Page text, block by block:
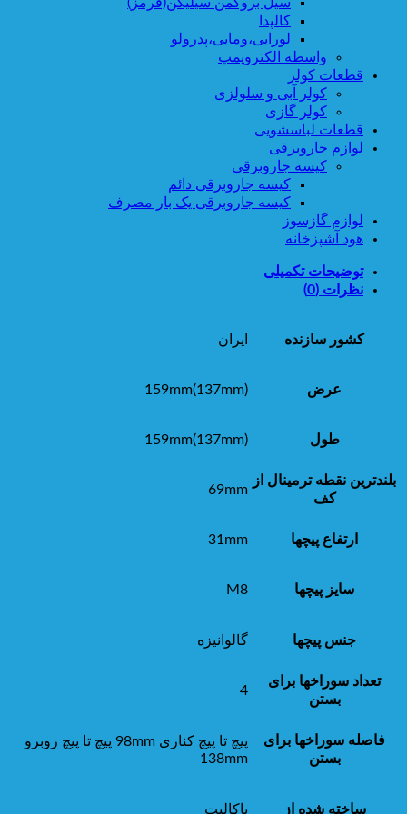
کالپدا
لورایی،ومایی،پدرولو
واسطه الکتروپمپ
قطعات کولر
کولر آبی و سلولزی
کولر گازی
قطعات لباسشویی
لوازم جاروبرقی
کیسه جاروبرقی
کیسه جاروبرقی دائم
کیسه جاروبرقی یک بار مصرف
لوازم گازسوز
هود آشپزخانه
توضیحات تکمیلی
نظرات (0)
کشور سازنده ایران
عرض 159mm(137mm)
طول 159mm(137mm)
بلندترین نقطه ترمینال از
کف
69mm
ارتفاع پیچها 31mm
سایز پیچها M8
جنس پیچها گالوانیزه
تعداد سوراخها برای
بستن
4
فاصله سوراخها برای
بستن
پیچ تا پیچ کناری 98mm پیچ تا پیچ روبرو
138mm
ساخته شده از باکالیت